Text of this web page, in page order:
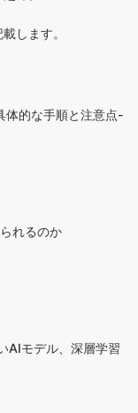
します。
体的な手順と注意点-
れるのか
AIモデル、深層学習